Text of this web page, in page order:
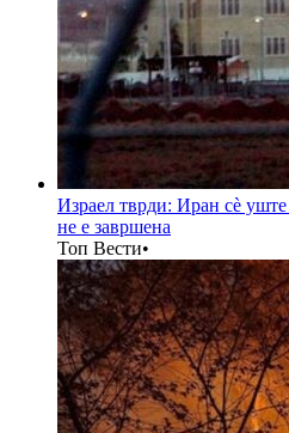
Израел тврди: Иран сè
не е завршена
Топ Вести•